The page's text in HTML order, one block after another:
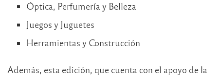
Óptica, Perfumería y Belleza
Juegos y Juguetes
Herramientas y Construcción
Además, esta edición, que cuenta con el apoyo de la